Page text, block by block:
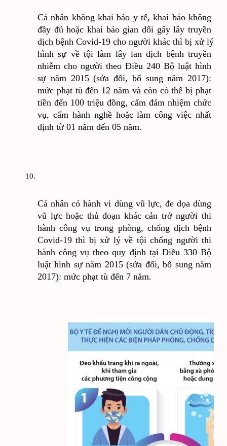
Cá nhân không khai báo y tế, khai báo không
đầy đủ hoặc khai báo gian dối gây lây truyền
dịch bệnh Covid-19 cho người khác thì bị xử lý
hình sự về tội làm lây lan dịch bệnh truyền
nhiễm cho người theo Điều 240 Bộ luật hình
sự năm 2015 (sửa đổi, bổ sung năm 2017):
mức phạt tù đến 12 năm và còn có thể bị phạt
tiền đến 100 triệu đồng, cấm đảm nhiệm chức
vụ, cấm hành nghề hoặc làm công việc nhất
định từ 01 năm đến 05 năm.
Cá nhân có hành vi dùng vũ lực, đe dọa dùng
vũ lực hoặc thủ đoạn khác cản trở người thi
hành công vụ trong phòng, chống dịch bệnh
Covid-19 thì bị xử lý về tội chống người thi
hành công vụ theo quy định tại Điều 330 Bộ
luật hình sự năm 2015 (sửa đổi, bổ sung năm
2017): mức phạt tù đến 7 năm.